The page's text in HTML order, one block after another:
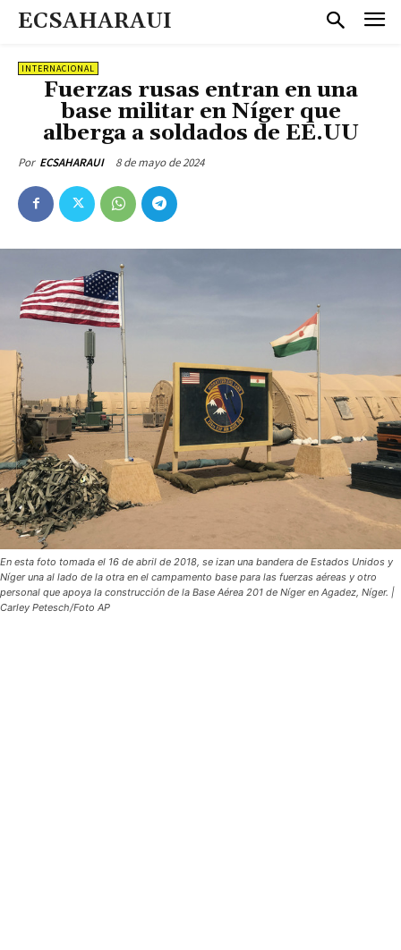
ECSAHARAUI
INTERNACIONAL
Fuerzas rusas entran en una
base militar en Níger que
alberga a soldados de EE.UU
Por ECSAHARAUI 8 de mayo de 2024
En esta foto tomada el 16 de abril de 2018, se izan una bandera de Estados Unidos y
Níger una al lado de la otra en el campamento base para las fuerzas aéreas y otro
personal que apoya la construcción de la Base Aérea 201 de Níger en Agadez, Níger. |
Carley Petesch/Foto AP